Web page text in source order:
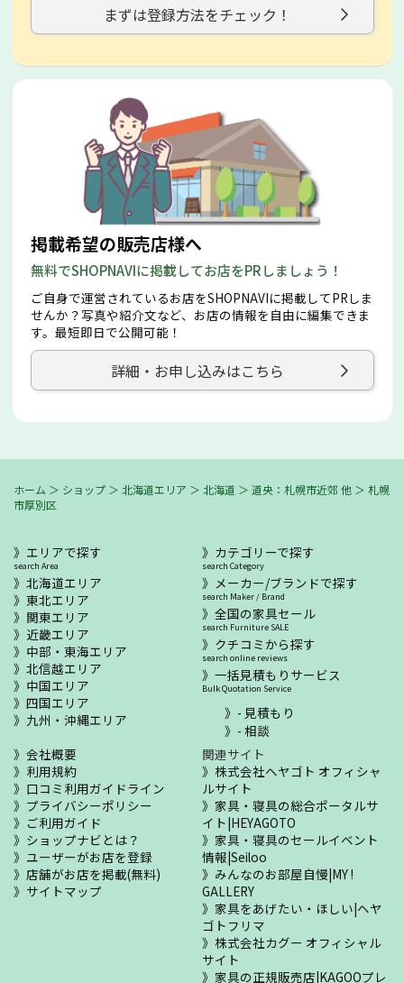
まずは登録方法をチェック！
掲載希望の販売店様へ
無料でSHOPNAVIに掲載してお店をPRしましょう！
ご自身で運営されているお店をSHOPNAVIに掲載してPRしま
せんか？写真や紹介文など、お店の情報を自由に編集できま
す。最短即日で公開可能！
詳細・お申し込みはこちら
ホーム ＞ ショップ ＞ 北海道エリア ＞ 北海道 ＞ 道央：札幌市近郊 他 ＞ 札幌
市厚別区
エリアで探す
search Area
北海道エリア
東北エリア
関東エリア
近畿エリア
中部・東海エリア
北信越エリア
中国エリア
四国エリア
九州・沖縄エリア
カテゴリーで探す
search Category
メーカー/ブランドで探す
search Maker / Brand
全国の家具セール
search Furniture SALE
クチコミから探す
search online reviews
一括見積もりサービス
Bulk Quotation Service
- 見積もり
- 相談
会社概要
利用規約
口コミ利用ガイドライン
プライバシーポリシー
ご利用ガイド
ショップナビとは？
ユーザーがお店を登録
店舗がお店を掲載(無料)
サイトマップ
関連サイト
株式会社ヘヤゴト オフィシャ
ルサイト
家具・寝具の総合ポータルサ
イト|HEYAGOTO
家具・寝具のセールイベント
情報|Seiloo
みんなのお部屋自慢|MY !
GALLERY
家具をあげたい・ほしい|ヘヤ
ゴトフリマ
株式会社カグー オフィシャル
サイト
家具の正規販売店|KAGOOプレ